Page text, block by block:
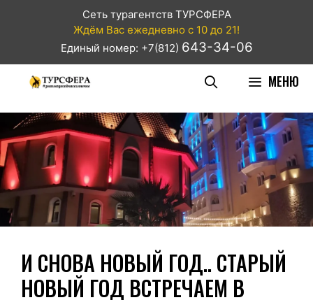
Сеть турагентств ТУРСФЕРА
Ждём Вас ежедневно с 10 до 21!
Единый номер: +7(812) 643-34-06
МЕНЮ
И СНОВА НОВЫЙ ГОД.. СТАРЫЙ
НОВЫЙ ГОД ВСТРЕЧАЕМ В